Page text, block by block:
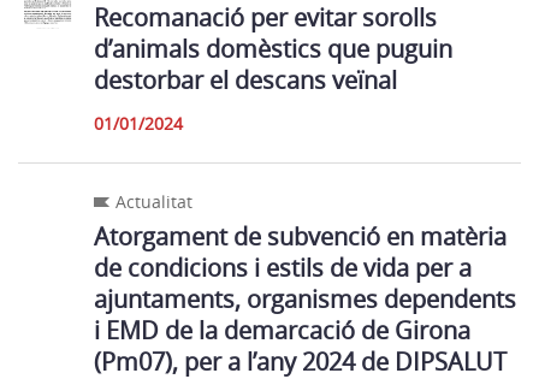
Recomanació per evitar sorolls
d’animals domèstics que puguin
destorbar el descans veïnal
01/01/2024
Actualitat
Atorgament de subvenció en matèria
de condicions i estils de vida per a
ajuntaments, organismes dependents
i EMD de la demarcació de Girona
(Pm07), per a l’any 2024 de DIPSALUT